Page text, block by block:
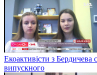
Екоактивісти з
випускного